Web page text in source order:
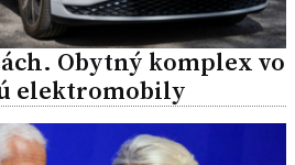
Obytný komplex vo
elektromobily